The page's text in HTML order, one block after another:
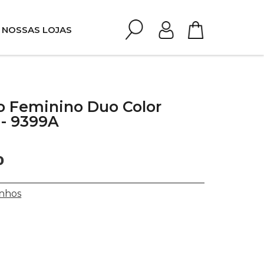
NOSSAS LOJAS
Feminino Duo Color
9399A